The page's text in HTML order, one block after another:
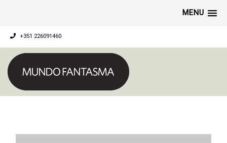
MENU
+351 226091460